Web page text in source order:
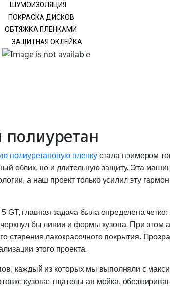
ШУМОИЗОЛЯЦИЯ
ПОКРАСКА ДИСКОВ
ОБТЯЖКА ПЛЕНКАМИ
ЗАЩИТНАЯ ОКЛЕЙКА
полиуретановую пленку стала примером
облик, но и длительную защиту. Эта
а наш проект только усилил эту
GT, главная задача была определена
бы линии и формы кузова. При
старения лакокрасочного покрытия.
этого проекта.
каждый из которых мы выполняли с
кузова: тщательная мойка,